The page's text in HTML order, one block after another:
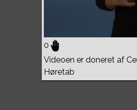
0
Videoen er doneret af
Høretab